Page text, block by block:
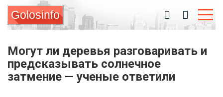
Golosinfo
Могут ли деревья разговаривать и
предсказывать солнечное
затмение — ученые ответили